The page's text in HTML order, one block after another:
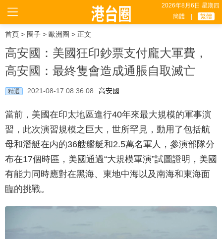
2026年8月6日 星期四
簡體
繁體
首頁 > 圈子 > 歐洲圈 > 正文
高安國：美國狂印鈔票支付龐大軍費，
高安國：最終隻會造成通脹自取滅亡
精選 2021-08-17 08:36:08 高安國
當前，美國在印太地區進行40年來最大規模的軍事演
習，此次演習規模之巨大，世所罕見，動用了包括航
母和潛艇在内的36艘艦艇和2.5萬名軍人，參演部隊分
布在17個時區，美國通過“大規模軍演”試圖證明，美國
有能力同時應對在黑海、東地中海以及南海和東海面
臨的挑戰。